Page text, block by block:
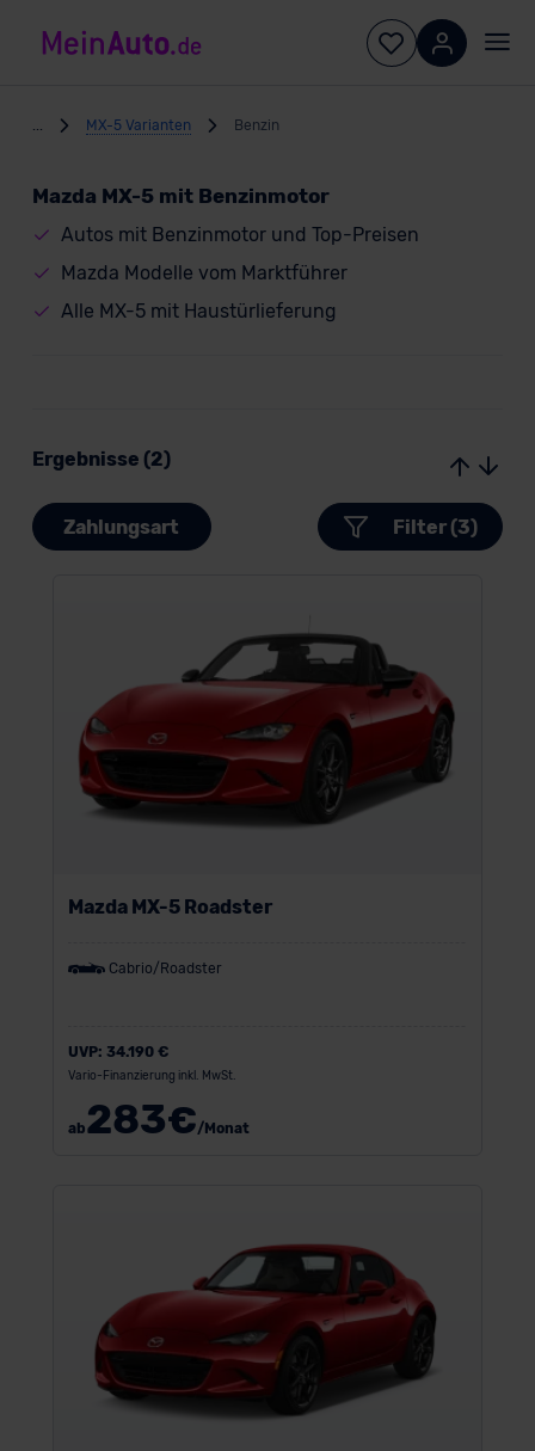
MX-5 Varianten Benzin
Mazda MX-5 mit Benzinmotor
Autos mit Benzinmotor und Top-Preisen
Mazda Modelle vom Marktführer
Alle MX-5 mit Haustürlieferung
Ergebnisse (2)
Zahlungsart Filter (3)
Mazda MX-5 Roadster
Cabrio/Roadster
UVP: 34.190 €
Vario-Finanzierung inkl. MwSt.
ab283€/Monat